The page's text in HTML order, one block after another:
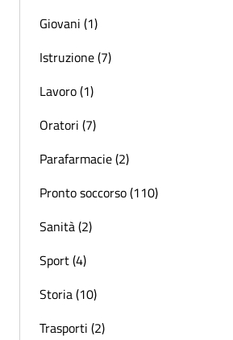
Giovani (1)
Istruzione (7)
Lavoro (1)
Oratori (7)
Parafarmacie (2)
Pronto soccorso (110)
Sanità (2)
Sport (4)
Storia (10)
Trasporti (2)